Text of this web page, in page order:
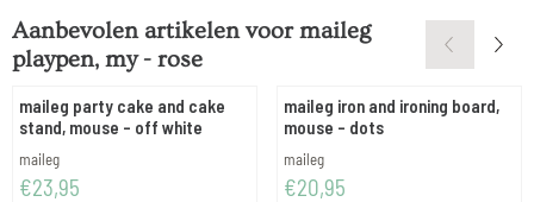
Aanbevolen artikelen voormaileg
playpen, my - rose
maileg party cake and cake
stand, mouse - off white
Merk:
maileg
Prijs: 23,95
€23,95
maileg iron and ironing board,
mouse - dots
Merk:
maileg
Prijs: 20,95
€20,95